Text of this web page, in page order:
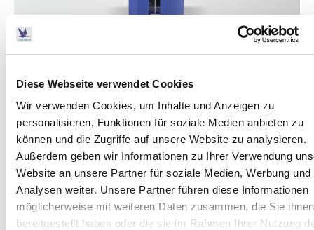
Diese Webseite verwendet Cookies
Wir verwenden Cookies, um Inhalte und Anzeigen zu
personalisieren, Funktionen für soziale Medien anbieten zu
können und die Zugriffe auf unsere Website zu analysieren.
Außerdem geben wir Informationen zu Ihrer Verwendung
Website an unsere Partner für soziale Medien, Werbung und
Analysen weiter. Unsere Partner führen diese Informationen
möglicherweise mit weiteren Daten zusammen, die Sie ihnen
bereitgestellt haben oder die sie im Rahmen Ihrer Nutzung
Vertical free-standing air duct tower with built-in fan
for horizontal air movement, equipped with AOP (O3 +
COOOC) technology to prevent transmission of
viruses and bacteria via SOA aerosols.
Further info.